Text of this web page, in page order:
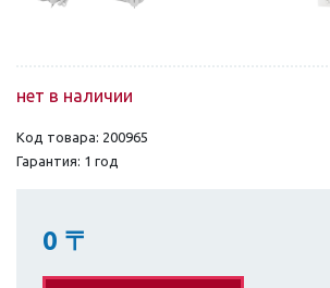
нет в наличии
Код товара: 200965
Гарантия: 1 год
0 〒